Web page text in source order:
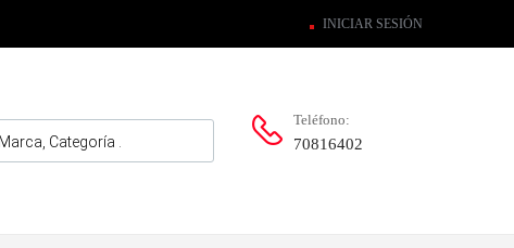
INICIAR SESIÓN
Teléfono:
70816402